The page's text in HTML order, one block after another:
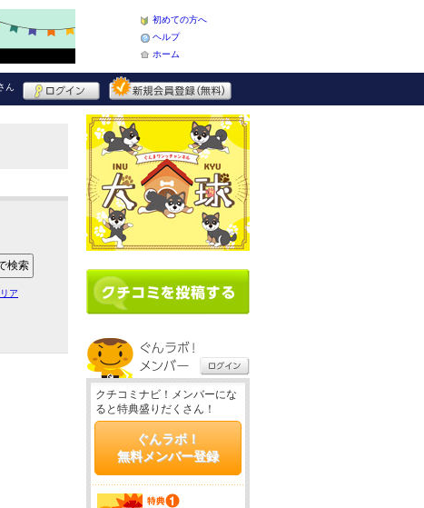
初めての方へ
ヘルプ
ホーム
ん
ア
クチコミナビ！メンバーにな
ると特典盛りだくさん！
ぐんラボ！
無料メンバー登録